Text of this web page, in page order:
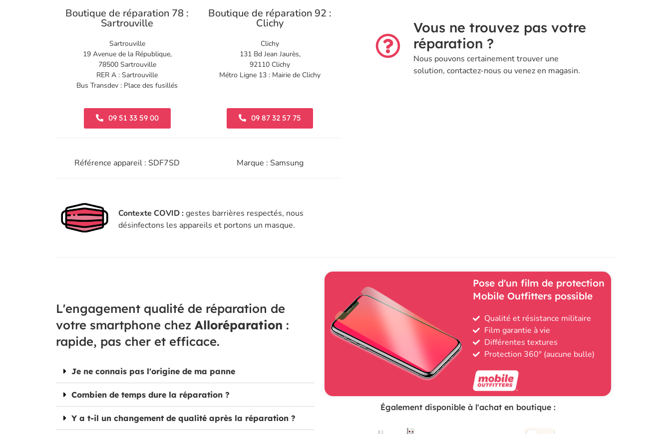
Boutique de réparation 78 :
Sartrouville
Sartrouville
19 Avenue de la République,
78500 Sartrouville
RER A : Sartrouville
Bus Transdev : Place des fusillés
09 51 33 59 00
Boutique de réparation 92 :
Clichy
Clichy
131 Bd Jean Jaurès,
92110 Clichy
Métro Ligne 13 : Mairie de Clichy
09 87 32 57 75
Référence appareil : SDF7SD Marque : Samsung
Contexte COVID :gestes barrières respectés, nous
désinfectons les appareils et portons un masque.
Vous ne trouvez pas votre
réparation ?
Nous pouvons certainement trouver une
solution, contactez-nous ou venez en magasin.
L'engagement qualité de réparation de
votre smartphone chez Alloréparation :
rapide, pas cher et efficace.
Je ne connais pas l'origine de ma panne
Combien de temps dure la réparation ?
Y a t-il un changement de qualité après la réparation ?
Pose d'un film de protection
Mobile Outfitters possible
Qualité et résistance militaire
Film garantie à vie
Différentes textures
Protection 360° (aucune bulle)
Également disponible à l'achat en boutique :